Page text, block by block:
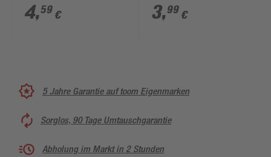
4,59 € 3,99 €
5 Jahre Garantie auf toom Eigenmarken
Sorglos, 90 Tage Umtauschgarantie
Abholung im Markt in 2 Stunden